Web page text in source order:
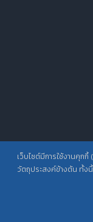
เว็บไซต์มีการใช้งานคุ
วัตถุประสงค์ข้างต้น ทั้ง